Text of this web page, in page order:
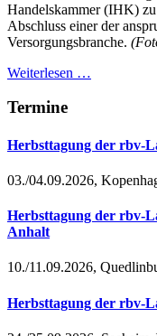
Handelskammer (IHK)
Abschluss einer der
Versorgungsbranche.
Weiterlesen …
Termine
Herbsttagung der rbv-
03./04.09.2026,
Herbsttagung der rbv-
Anhalt
10./11.09.2026,
Herbsttagung der rbv-